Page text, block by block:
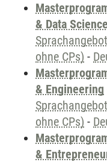
& Data Science
ohne CPs) -
& Engineering
ohne CPs) -
&